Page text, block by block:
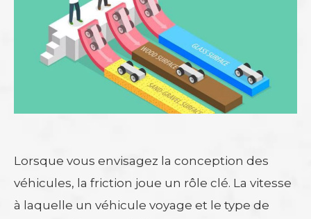
Lorsque vous envisagez la conception des
véhicules, la friction joue un rôle clé. La vitesse
à laquelle un véhicule voyage et le type de